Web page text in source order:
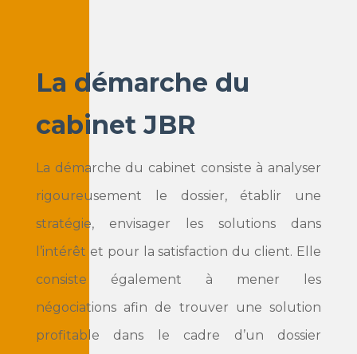
La démarche du
cabinet JBR
La démarche du cabinet consiste à analyser
rigoureusement le dossier, établir une
stratégie, envisager les solutions dans
l’intérêt et pour la satisfaction du client. Elle
consiste également à mener les
négociations afin de trouver une solution
profitable dans le cadre d’un dossier